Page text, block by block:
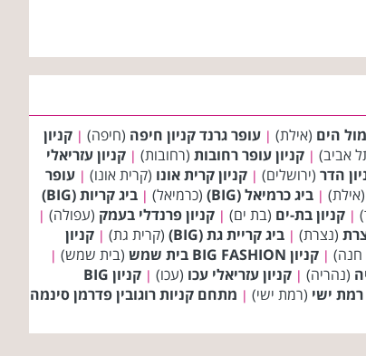
מול הים (אילת) | עופר גרנד קניון חיפה (חיפה) | קניון
אביב) | קניון עופר רחובות (רחובות) | קניון עזריאלי
הדר (ירושלים) | קניון קרית אונו (קרית אונו) | עופר
(אילת) | ביג כרמיאל (BIG) (כרמיאל) | ביג קריות (BIG)
| קניון בת-ים (בת ים) | קניון פרנדלי בעמק (עפולה) |
(נצרת) | ביג קריית גת (BIG) (קרית גת) | קניון
חנה) | קניון BIG FASHION בית שמש (בית שמש) |
(נהריה) | קניון עזריאלי עכו (עכו) |
קניון BIG
ישי (רמת ישי) | מתחם קניות רוגובין פדרמן סינמה